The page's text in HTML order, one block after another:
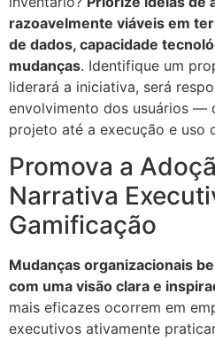
razoavelmente viáveis em
de dados, capacidade
mudanças. Identifique um
liderará a iniciativa, será
envolvimento dos usuários —
projeto até a execução e uso
Promova a
Narrativa
Gamificação
Mudanças organizacionais
com uma visão clara e
mais eficazes ocorrem em
executivos ativamente